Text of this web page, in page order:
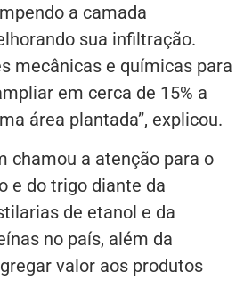
a camada
sua infiltração.
mecânicas e químicas para
em cerca de 15% a
área plantada”, explicou.
chamou a atenção para o
e do trigo diante da
de etanol e da
no país, além da
valor aos produtos